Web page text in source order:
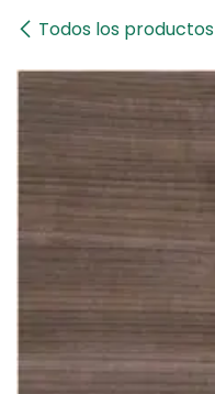
Todos los productos